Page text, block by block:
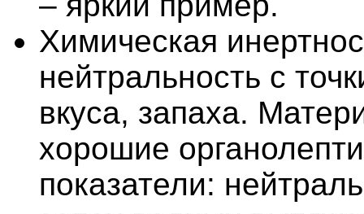
Химическая
нейтральность с
вкуса, запаха.
хорошие
показатели: